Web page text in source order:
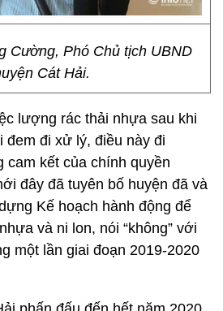
Cường, Phó Chủ tịch UBND
Cát Hải.
lượng rác thải nhựa sau khi
đem đi xử lý, điều này đi
kết của chính quyền
đây đã tuyên bố huyện đã và
Kế hoạch hành động để
và ni lon, nói “không” với
một lần giai đoạn 2019-2020